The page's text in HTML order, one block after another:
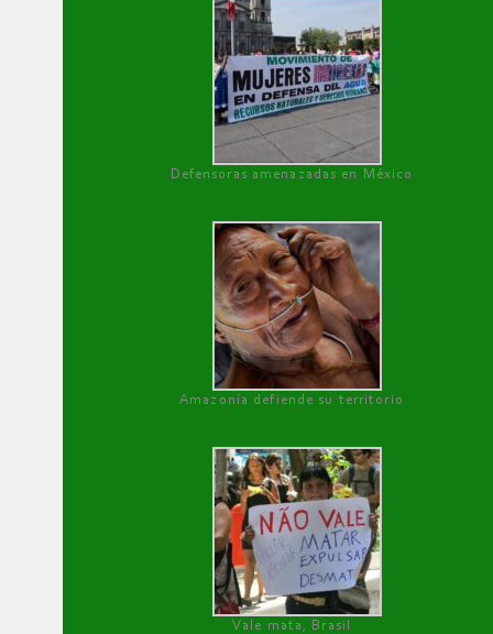
Defensoras amenazadas en México
Amazonía defiende su territorio
Vale mata, Brasil